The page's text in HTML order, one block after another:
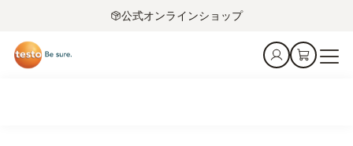
公式オンラインショップ